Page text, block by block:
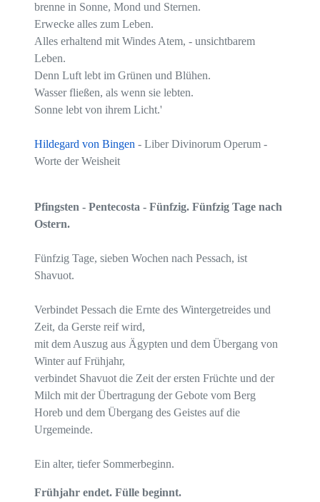
brenne in Sonne, Mond und Sternen.
Erwecke alles zum Leben.
Alles erhaltend mit Windes Atem, - unsichtbarem
Leben.
Denn Luft lebt im Grünen und Blühen.
Wasser fließen, als wenn sie lebten.
Sonne lebt von ihrem Licht.'
Hildegard von Bingen - Liber Divinorum Operum -
Worte der Weisheit
Pfingsten - Pentecosta - Fünfzig. Fünfzig Tage nach
Ostern.
Fünfzig Tage, sieben Wochen nach Pessach, ist
Shavuot.
Verbindet Pessach die Ernte des Wintergetreides und
Zeit, da Gerste reif wird,
mit dem Auszug aus Ägypten und dem Übergang von
Winter auf Frühjahr,
verbindet Shavuot die Zeit der ersten Früchte und der
Milch mit der Übertragung der Gebote vom Berg
Horeb und dem Übergang des Geistes auf die
Urgemeinde.
Ein alter, tiefer Sommerbeginn.
Frühjahr endet. Fülle beginnt.